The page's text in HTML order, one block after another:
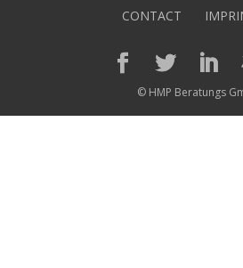
CONTACT
© HMP Beratungs